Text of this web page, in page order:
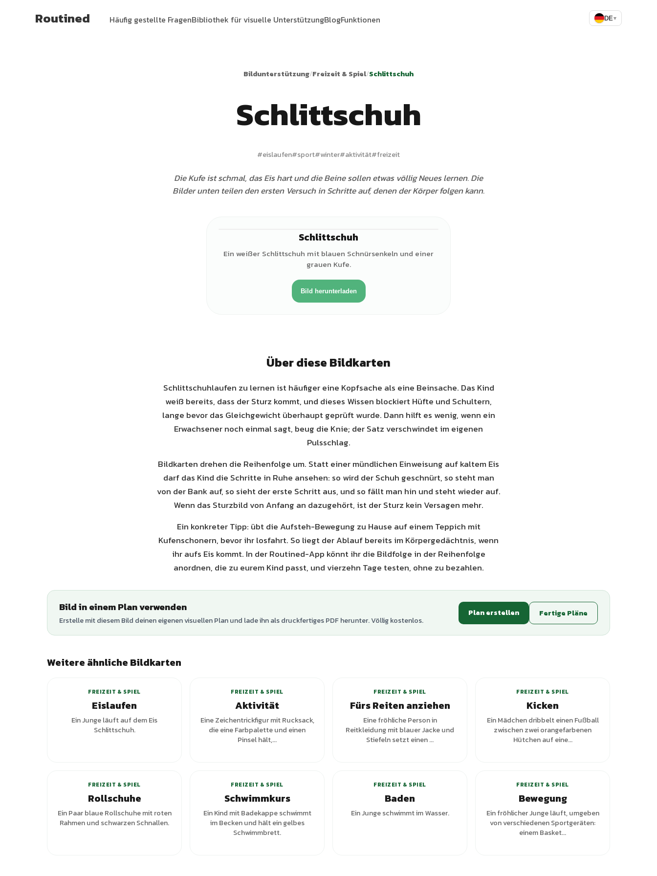
Routined Häufig gestellte FragenBibliothek für visuelle UnterstützungBlogFunktionen DE▾
Bildunterstützung/Freizeit & Spiel/Schlittschuh
Schlittschuh
#eislaufen#sport#winter#aktivität#freizeit
Die Kufe ist schmal, das Eis hart und die Beine sollen etwas völlig Neues lernen. Die
Bilder unten teilen den ersten Versuch in Schritte auf, denen der Körper folgen kann.
Schlittschuh
Ein weißer Schlittschuh mit blauen Schnürsenkeln und einer
grauen Kufe.
Bild herunterladen
Über diese Bildkarten
Schlittschuhlaufen zu lernen ist häufiger eine Kopfsache als eine Beinsache. Das Kind
weiß bereits, dass der Sturz kommt, und dieses Wissen blockiert Hüfte und Schultern,
lange bevor das Gleichgewicht überhaupt geprüft wurde. Dann hilft es wenig, wenn ein
Erwachsener noch einmal sagt, beug die Knie; der Satz verschwindet im eigenen
Pulsschlag.
Bildkarten drehen die Reihenfolge um. Statt einer mündlichen Einweisung auf kaltem Eis
darf das Kind die Schritte in Ruhe ansehen: so wird der Schuh geschnürt, so steht man
von der Bank auf, so sieht der erste Schritt aus, und so fällt man hin und steht wieder auf.
Wenn das Sturzbild von Anfang an dazugehört, ist der Sturz kein Versagen mehr.
Ein konkreter Tipp: übt die Aufsteh-Bewegung zu Hause auf einem Teppich mit
Kufenschonern, bevor ihr losfahrt. So liegt der Ablauf bereits im Körpergedächtnis, wenn
ihr aufs Eis kommt. In der Routined-App könnt ihr die Bildfolge in der Reihenfolge
anordnen, die zu eurem Kind passt, und vierzehn Tage testen, ohne zu bezahlen.
Bild in einem Plan verwenden
Erstelle mit diesem Bild deinen eigenen visuellen Plan und lade ihn als druckfertiges PDF herunter. Völlig kostenlos.
Plan erstellen Fertige Pläne
Weitere ähnliche Bildkarten
FREIZEIT & SPIEL
Eislaufen
Ein Junge läuft auf dem Eis
Schlittschuh.
FREIZEIT & SPIEL
Aktivität
Eine Zeichentrickfigur mit Rucksack,
die eine Farbpalette und einen
Pinsel hält,...
FREIZEIT & SPIEL
Fürs Reiten anziehen
Eine fröhliche Person in
Reitkleidung mit blauer Jacke und
Stiefeln setzt einen ...
FREIZEIT & SPIEL
Kicken
Ein Mädchen dribbelt einen Fußball
zwischen zwei orangefarbenen
Hütchen auf eine...
FREIZEIT & SPIEL
Rollschuhe
Ein Paar blaue Rollschuhe mit roten
Rahmen und schwarzen Schnallen.
FREIZEIT & SPIEL
Schwimmkurs
Ein Kind mit Badekappe schwimmt
im Becken und hält ein gelbes
Schwimmbrett.
FREIZEIT & SPIEL
Baden
Ein Junge schwimmt im Wasser.
FREIZEIT & SPIEL
Bewegung
Ein fröhlicher Junge läuft, umgeben
von verschiedenen Sportgeräten:
einem Basket...